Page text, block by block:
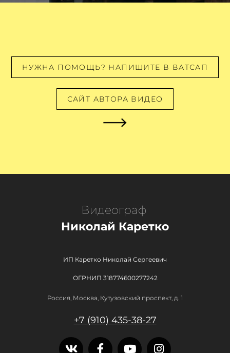
НУЖНА ПОМОЩЬ? НАПИШИТЕ В ВАТСАП
САЙТ АВТОРА ВИДЕО
Видеограф
Николай Каретко
ИП Каретко Николай Сергеевич
ОГРНИП 318774600277242
Россия, Москва, Кутузовский проспект, д. 1
+7 (910) 435-38-27